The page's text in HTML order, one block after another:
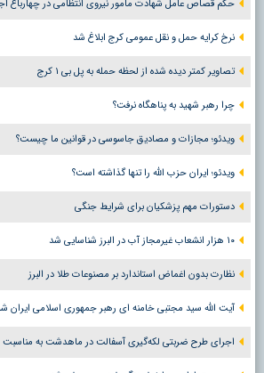
حکم قصاص عامل شهادت مامور نیروی انتظامی در چهارباغ
نرخ کرایه حمل و نقل عمومی کرج ابلاغ شد
تصاویر کمتر دیده شده از لحظه حمله به پل بی ۱ کرج
چرا رهبر شهید به پناهگاه نرفت؟
ویدئو؛ مجازات و مصادیق جاسوسی در قوانین ما چیست؟
ویدئو؛ ایران حزب الله را تنها گذاشته است؟
دستورات مهم پزشکیان برای شرایط جنگی
۱۰ هزار انشعاب غیرمجاز آب در البرز شناسایی شد
نظارت بدون اغماض استاندارد بر مصنوعات طلا در البرز
آیت الله سید مجتبی خامنه ای رهبر جمهوری اسلامی ایران
اجرای طرح ضربتی لکه‌گیری آسفالت در ماهدشت به مناسبت